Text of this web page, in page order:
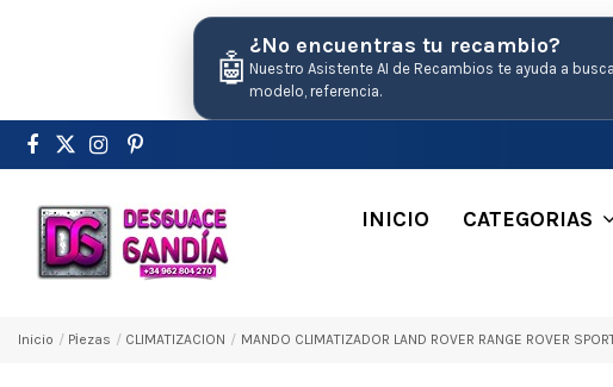
🤖
¿No encuentras tu recambio?
Nuestro Asistente AI de Recambios te ayuda a
modelo, referencia.
INICIO CATEGORIAS
Inicio Pіezas CLIMATIZACION MANDO CLIMATIZADOR LAND ROVER RANGE ROVER